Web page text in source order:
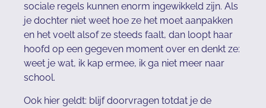
sociale regels kunnen enorm ingewikkeld zijn. Als
je dochter niet weet hoe ze het moet aanpakken
en het voelt alsof ze steeds faalt, dan loopt haar
hoofd op een gegeven moment over en denkt ze:
weet je wat, ik kap ermee, ik ga niet meer naar
school.
Ook hier geldt: blijf doorvragen totdat je de